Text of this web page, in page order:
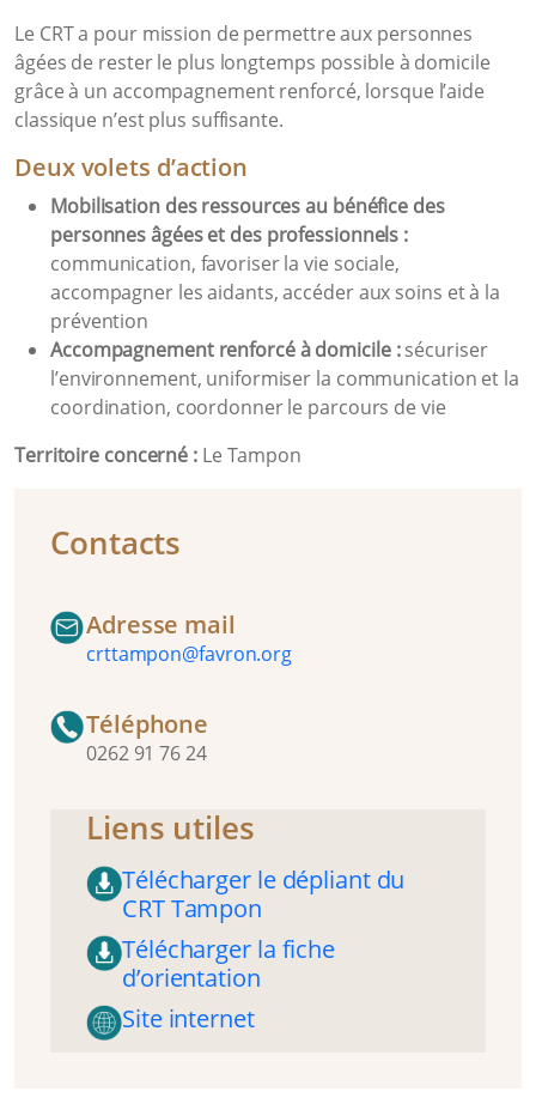
Le CRT a pour mission de permettre aux personnes
âgées de rester le plus longtemps possible à domicile
grâce à un accompagnement renforcé, lorsque l’aide
classique n’est plus suffisante.
Deux volets d’action
Mobilisation des ressources au bénéfice des
personnes âgées et des professionnels :
communication, favoriser la vie sociale,
accompagner les aidants, accéder aux soins et à la
prévention
Accompagnement renforcé à domicile :sécuriser
l’environnement, uniformiser la communication et la
coordination, coordonner le parcours de vie
Territoire concerné : Le Tampon
Contacts
Adresse mail
crttampon@favron.org
Téléphone
0262 91 76 24
Liens utiles
Télécharger le dépliant du
CRT Tampon
Télécharger la fiche
d’orientation
Site internet